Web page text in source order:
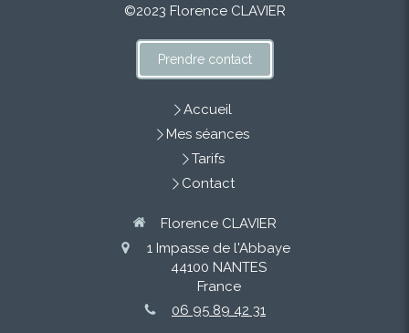
©2023 Florence CLAVIER
Prendre contact
Accueil
Mes séances
Tarifs
Contact
Florence CLAVIER
1 Impasse de l'Abbaye
44100 NANTES
France
06 95 89 42 31